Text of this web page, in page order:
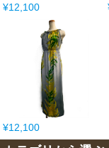
¥12,100
¥12,100